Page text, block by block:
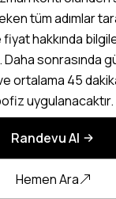
tüm adımlar
fiyat hakkında
Daha sonrasında
ortalama 45
uygulanacaktır.
Randevu Al
Hemen Ara